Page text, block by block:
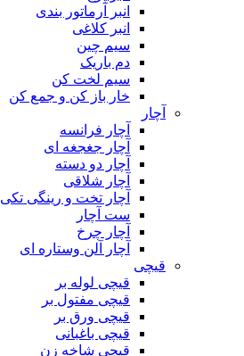
انبر آرماتور بندی
انبر کلاغی
سیم چین
دم باریک
سیم لخت کن
خار باز کن و جمع کن
آچار
آچار فرانسه
آچار جغجغه ای
آچار دو دسته
آچار شلاقی
آچار تخت و رینگی تکی
ست آچار
آچار چرخ
آچار آلن وستاره ای
قیچی
قیچی لوله بر
قیچی مفتول بر
قیچی ورق بر
قیچی باغبانی
قیچی شاخه زن